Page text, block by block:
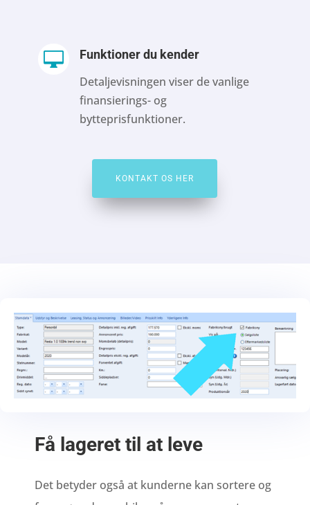
 Funktioner du kender
Detaljevisningen viser de vanlige
finansierings- og
bytteprisfunktioner.
KONTAKT OS HER
Få lageret til at leve
Det betyder også at kunderne kan sortere og